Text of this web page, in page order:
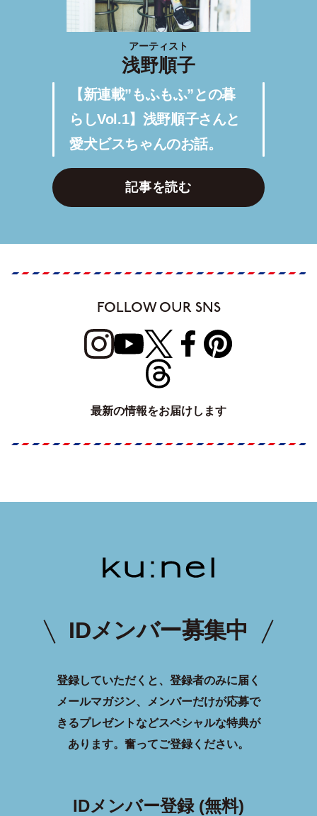
アーティスト
浅野順子
【新連載”もふもふ”との暮
らしVol.1】浅野順子さんと
愛犬ビスちゃんのお話。
記事を読む
FOLLOW OUR SNS
最新の情報をお届けします
IDメンバー募集中
登録していただくと、登録者のみに届く
メールマガジン、メンバーだけが応募で
きるプレゼントなどスペシャルな特典が
あります。 奮ってご登録ください。
IDメンバー登録 (無料)